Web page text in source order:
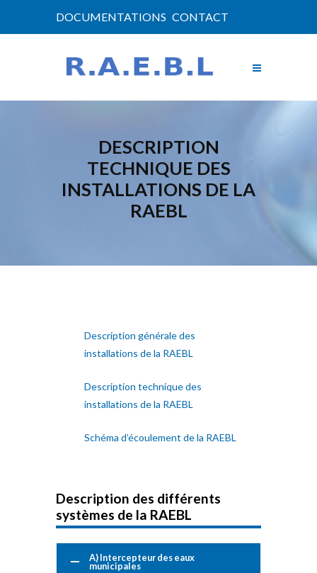
DOCUMENTATIONS CONTACT
DESCRIPTION
TECHNIQUE DES
INSTALLATIONS DE LA
RAEBL
Description générale des
installations de la RAEBL
Description technique des
installations de la RAEBL
Schéma d’écoulement de la RAEBL
Description des différents
systèmes de la RAEBL
A) Intercepteur des eaux
municipales